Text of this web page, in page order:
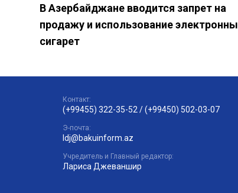
Контакт:
(+99455) 322-35-52 /(+99450) 502-03-07
Э-почта:
ldj@bakuinform.az
Учредитель и Главный редактор:
Лариса Джеваншир